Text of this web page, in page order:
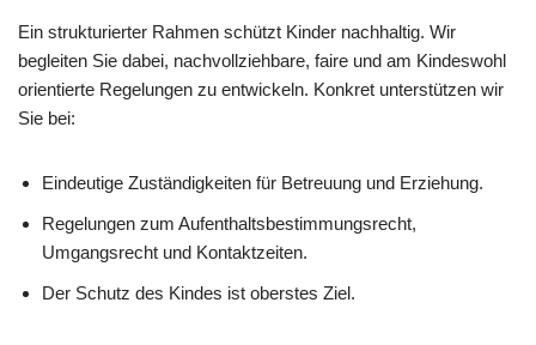
Ein strukturierter Rahmen schützt Kinder nachhaltig. Wir
begleiten Sie dabei, nachvollziehbare, faire und am Kindeswohl
orientierte Regelungen zu entwickeln. Konkret unterstützen wir
Sie bei:
Eindeutige Zuständigkeiten für Betreuung und Erziehung.
Regelungen zum Aufenthaltsbestimmungsrecht,
Umgangsrecht und Kontaktzeiten.
Der Schutz des Kindes ist oberstes Ziel.